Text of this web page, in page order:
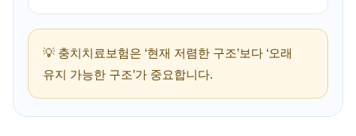
💡 충치치료보험은 ‘현재 저렴한 구조’보다 ‘오래
유지 가능한 구조’가 중요합니다.